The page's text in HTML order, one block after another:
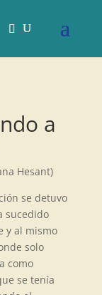
a
Hesant)
se detuvo
sucedido
y al mismo
solo
como
se tenía